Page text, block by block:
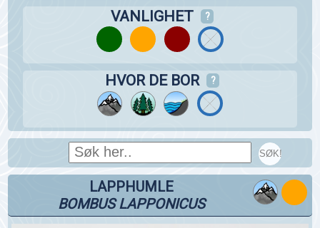
VANLIGHET ?
HVOR DE BOR ?
SØK!
LAPPHUMLE
BOMBUS LAPPONICUS